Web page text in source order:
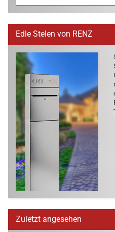
Edle Stelen von RENZ
Zuletzt angesehen